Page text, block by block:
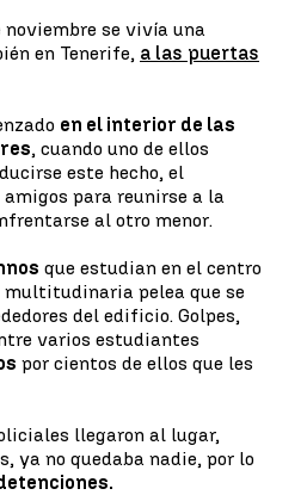
se vivía una
en Tenerife, a las puertas
en el interior de las
, cuando uno de ellos
este hecho, el
para reunirse a la
al otro menor.
que estudian en el centro
multitudinaria pelea que se
del edificio. Golpes,
varios estudiantes
por cientos de ellos que les
llegaron al lugar,
ya no quedaba nadie, por lo